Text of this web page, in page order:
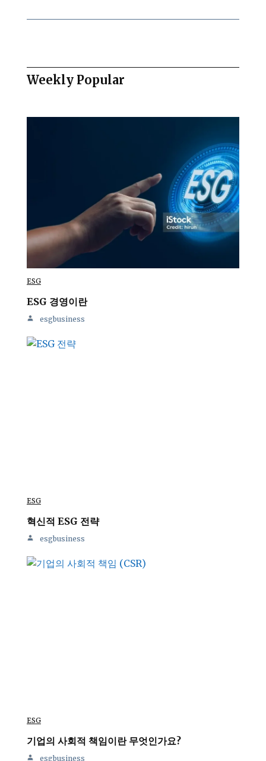
Weekly Popular
ESG
ESG 경영이란
esgbusiness
ESG
혁신적 ESG 전략
esgbusiness
ESG
기업의 사회적 책임이란 무엇인가요?
esgbusiness